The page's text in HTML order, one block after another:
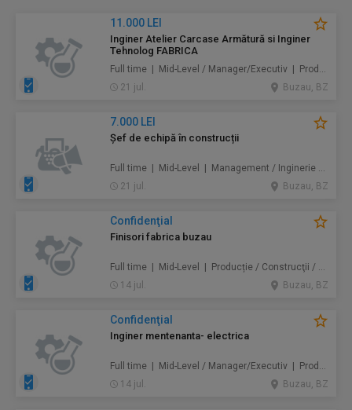
11.000 LEI
Inginer Atelier Carcase Armătură si Inginer
Tehnolog FABRICA
Full time | Mid-Level / Manager/Executiv | Producție / Construcţii / Amenajări
21 jul.
Buzau, BZ
7.000 LEI
Șef de echipă în construcții
Full time | Mid-Level | Management / Inginerie / Tehnologie / Construcţii / Amenajări
21 jul.
Buzau, BZ
Confidenţial
Finisori fabrica buzau
Full time | Mid-Level | Producție / Construcţii / Amenajări
14 jul.
Buzau, BZ
Confidenţial
Inginer mentenanta- electrica
Full time | Mid-Level / Manager/Executiv | Producție / Mentenanță / Instalații / Inginerie / Tehnologie / Construcţii / Amenajări
14 jul.
Buzau, BZ